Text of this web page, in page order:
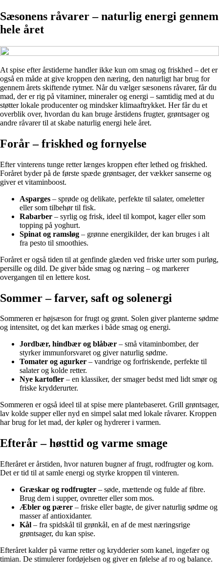
Sæsonens råvarer – naturlig energi gennem
hele året
At spise efter årstiderne handler ikke kun om smag og friskhed – det er
også en måde at give kroppen den næring, den naturligt har brug for
gennem årets skiftende rytmer. Når du vælger sæsonens råvarer, får du
mad, der er rig på vitaminer, mineraler og energi – samtidig med at du
støtter lokale producenter og mindsker klimaaftrykket. Her får du et
overblik over, hvordan du kan bruge årstidens frugter, grøntsager og
andre råvarer til at skabe naturlig energi hele året.
Forår – friskhed og fornyelse
Efter vinterens tunge retter længes kroppen efter lethed og friskhed.
Foråret byder på de første spæde grøntsager, der vækker sanserne og
giver et vitaminboost.
Asparges – sprøde og delikate, perfekte til salater, omeletter
eller som tilbehør til fisk.
Rabarber – syrlig og frisk, ideel til kompot, kager eller som
topping på yoghurt.
Spinat og ramsløg – grønne energikilder, der kan bruges i alt
fra pesto til smoothies.
Foråret er også tiden til at genfinde glæden ved friske urter som purløg,
persille og dild. De giver både smag og næring – og markerer
overgangen til en lettere kost.
Sommer – farver, saft og solenergi
Sommeren er højsæson for frugt og grønt. Solen giver planterne sødme
og intensitet, og det kan mærkes i både smag og energi.
Jordbær, hindbær og blåbær – små vitaminbomber, der
styrker immunforsvaret og giver naturlig sødme.
Tomater og agurker – vandrige og forfriskende, perfekte til
salater og kolde retter.
Nye kartofler – en klassiker, der smager bedst med lidt smør og
friske krydderurter.
Sommeren er også ideel til at spise mere plantebaseret. Grill grøntsager,
lav kolde supper eller nyd en simpel salat med lokale råvarer. Kroppen
har brug for let mad, der køler og hydrerer i varmen.
Efterår – høsttid og varme smage
Efteråret er årstiden, hvor naturen bugner af frugt, rodfrugter og korn.
Det er tid til at samle energi og styrke kroppen til vinteren.
Græskar og rodfrugter – søde, mættende og fulde af fibre.
Brug dem i supper, ovnretter eller som mos.
Æbler og pærer – friske eller bagte, de giver naturlig sødme og
masser af antioxidanter.
Kål – fra spidskål til grønkål, en af de mest næringsrige
grøntsager, du kan spise.
Efteråret kalder på varme retter og krydderier som kanel, ingefær og
timian. De stimulerer fordøjelsen og giver en følelse af ro og balance.